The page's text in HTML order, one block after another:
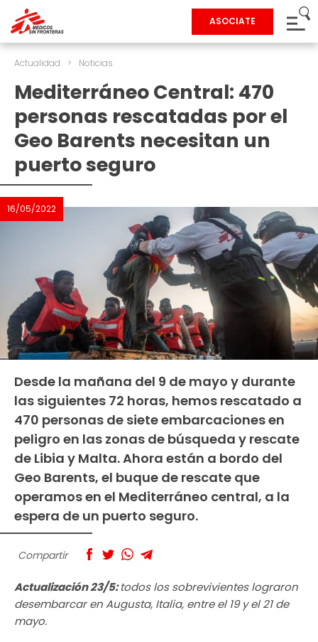
ASOCIATE
Actualidad > Noticias
Mediterráneo Central: 470
personas rescatadas por el
Geo Barents necesitan un
puerto seguro
16/05/2022
Desde la mañana del 9 de mayo y durante
las siguientes 72 horas, hemos rescatado a
470 personas de siete embarcaciones en
peligro en las zonas de búsqueda y rescate
de Libia y Malta. Ahora están a bordo del
Geo Barents, el buque de rescate que
operamos en el Mediterráneo central, a la
espera de un puerto seguro.
Compartir
Actualización 23/5:todos los sobrevivientes lograron
desembarcar en Augusta, Italia, entre el 19 y el 21 de
mayo.